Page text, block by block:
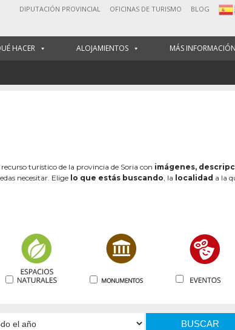
DIPUTACIÓN PROVINCIAL OFICINAS DE TURISMO BLOG
HACER ALOJAMIENTOS MÁS INFORMACIÓN
recurso turístico de la provincia de Soria con imágenes,
necesitar. Elige lo que estás buscando, la localidad a la
BUSCAR